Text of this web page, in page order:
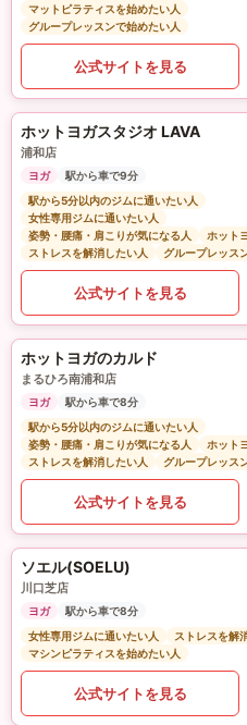
マットピラティスを始めたい人
グループレッスンで始めたい人
公式サイトを見る
ホットヨガスタジオ LAVA
浦和店
ヨガ
駅から車で9分
駅から5分以内のジムに通いたい人
女性専用ジムに通いたい人
姿勢・腰痛・肩こりが気になる人
ホット
ストレスを解消したい人
グループレッス
公式サイトを見る
ホットヨガのカルド
まるひろ南浦和店
ヨガ
駅から車で8分
駅から5分以内のジムに通いたい人
姿勢・腰痛・肩こりが気になる人
ホット
ストレスを解消したい人
グループレッス
公式サイトを見る
ソエル(SOELU)
川口芝店
ヨガ
駅から車で8分
女性専用ジムに通いたい人
ストレスを解
マシンピラティスを始めたい人
公式サイトを見る